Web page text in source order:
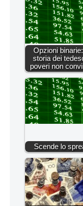
Opzioni
storia dei
poveri non
Scende lo